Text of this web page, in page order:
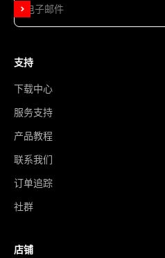
支持
下载中心
服务支持
产品教程
联系我们
订单追踪
社群
店铺
电子邮件
订阅